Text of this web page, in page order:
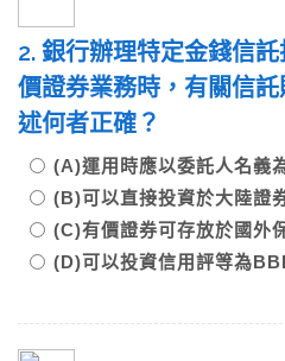
2. 銀行辦理特定金錢信
價證券業務時，有關信
述何者正確？
(A)運用時應以委託人名義
(B)可以直接投資於大陸證
(C)有價證券可存放於國外
(D)可以投資信用評等為